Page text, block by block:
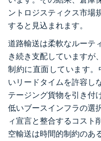
ントロジスティクス市場
すると見込まれます。
道路輸送は柔軟なルーテ
き続き支配していますが
制約に直面しています
いリードタイムを許容し
テージング貨物を引き付
低いブースインフラの選
ィ宣言と整合するコスト
空輸送は時間的制約のあ